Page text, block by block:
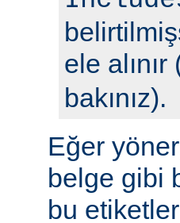
ele alınır
bakınız).
Eğer
belge gibi
bu